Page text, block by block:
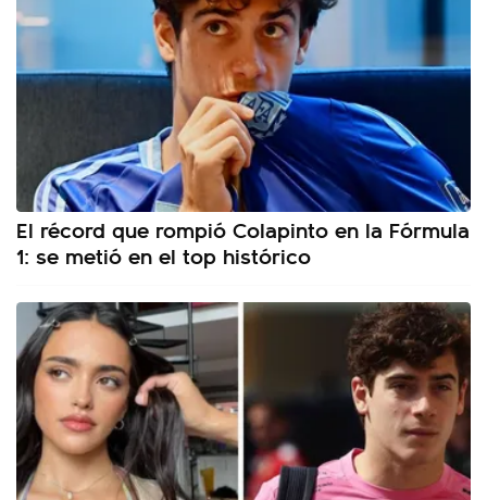
El récord que rompió Colapinto en la Fórmula
1: se metió en el top histórico